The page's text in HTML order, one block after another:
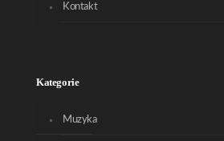
Kontakt
Kategorie
Muzyka